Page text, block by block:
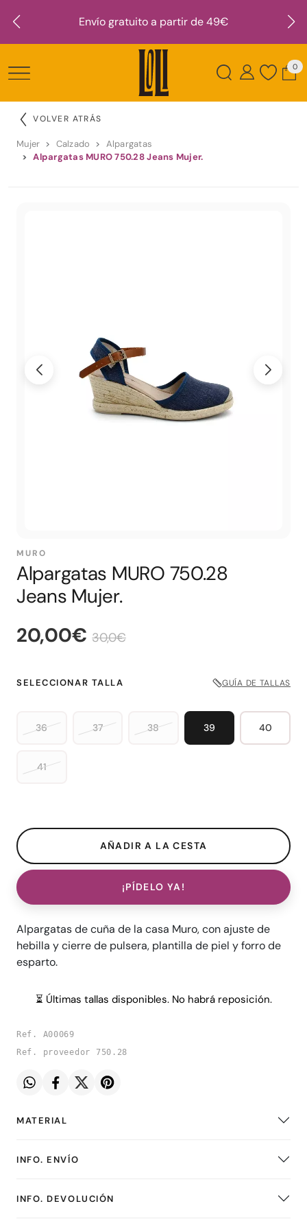
Envío gratuito a partir de 49€
0
VOLVER ATRÁS
Mujer Calzado
Alpargatas
Alpargatas MURO 750.28 Jeans Mujer.
MURO
Alpargatas MURO 750.28
Jeans Mujer.
20,00€ 30,0€
SELECCIONAR TALLA GUÍA DE TALLAS
36 37 38 39 40
41
¡PÍDELO YA!
Alpargatas de cuña de la casa Muro, con ajuste de
hebilla y cierre de pulsera, plantilla de piel y forro de
esparto.
⏳ Últimas tallas disponibles. No habrá reposición.
Ref. A00069
Ref. proveedor 750.28
MATERIAL
INFO. ENVÍO
INFO. DEVOLUCIÓN